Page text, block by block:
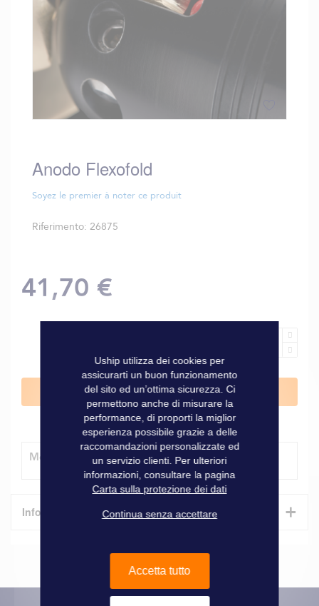
della
galleria
di
immagini
Anodo Flexofold
Soyez le premier à noter ce produit
Riferimento 26875
41,70 €
Aggiungi al Carrello
Modalità di consegna
Informazioni tecniche +
Caratteristiche
Marque Seaview
Uship utilizza dei cookies per
assicurarti un buon funzionamento
del sito ed un’ottima sicurezza. Ci
permettono anche di misurare la
performance, di proporti la miglior
esperienza possibile grazie a delle
raccomandazioni personalizzate ed
un servizio clienti. Per ulteriori
informazioni, consultare la pagina
Carta sulla protezione dei dati
Continua senza accettare
Accetta tutto